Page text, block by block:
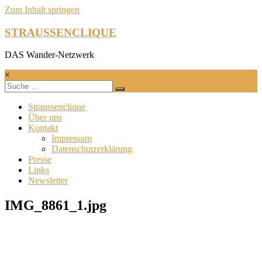
Zum Inhalt springen
STRAUSSENCLIQUE
DAS Wander-Netzwerk
×
Straussenclique
Über uns
Kontakt
Impressum
Datenschutzerklärung
Presse
Links
Newsletter
IMG_8861_1.jpg